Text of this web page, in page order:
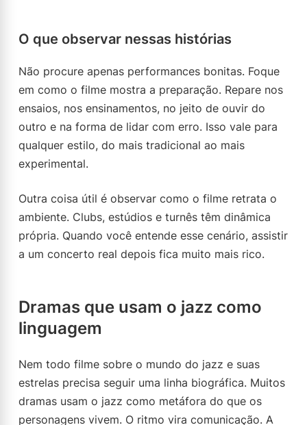
O que observar nessas histórias
Não procure apenas performances bonitas. Foque
em como o filme mostra a preparação. Repare nos
ensaios, nos ensinamentos, no jeito de ouvir do
outro e na forma de lidar com erro. Isso vale para
qualquer estilo, do mais tradicional ao mais
experimental.
Outra coisa útil é observar como o filme retrata o
ambiente. Clubs, estúdios e turnês têm dinâmica
própria. Quando você entende esse cenário, assistir
a um concerto real depois fica muito mais rico.
Dramas que usam o jazz como
linguagem
Nem todo filme sobre o mundo do jazz e suas
estrelas precisa seguir uma linha biográfica. Muitos
dramas usam o jazz como metáfora do que os
personagens vivem. O ritmo vira comunicação. A